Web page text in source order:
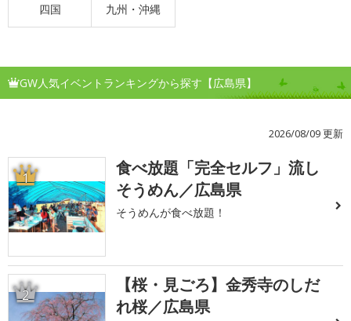
四国 九州・沖縄
GW人気イベントランキングから探す【広島県】
2026/08/09 更新
1
食べ放題「完全セルフ」流し
そうめん／広島県
そうめんが食べ放題！
2
【桜・見ごろ】金秀寺のしだ
れ桜／広島県